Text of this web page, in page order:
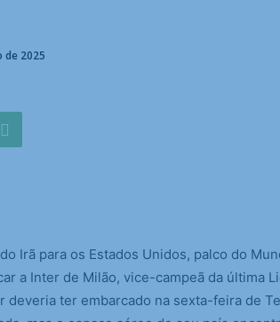
de 2025
Irã para os Estados Unidos, palco do
a Inter de Milão, vice-campeã da última
deveria ter embarcado na sexta-feira de